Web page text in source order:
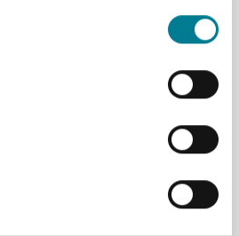
van Hyperpersonalisatie tot
digitale trends voor